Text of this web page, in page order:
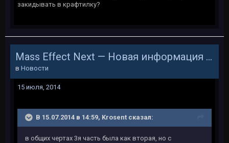
закидывать в крафтилку?
Mass Effect Next — Новая информация на Comic-Con'e
в Новости
15 июля, 2014
В 15.07.2014 в 14:59, Krosent сказал:
в общих чертах 3я часть была как вторая, но с